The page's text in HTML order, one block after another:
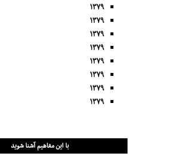
۱۳۷۹
۱۳۷۹
۱۳۷۹
۱۳۷۹
۱۳۷۹
۱۳۷۹
۱۳۷۹
۱۳۷۹
با این مفاهیم آشنا شوید